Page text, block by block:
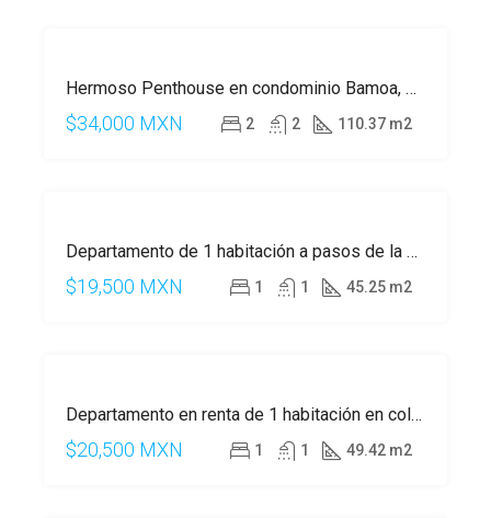
C Hermoso Penthouse en condominio Bamoa, en Playacar, Playa del Carmen
$34,000 MXN 2 2 110.37 m2
C Departamento de 1 habitación a pasos de la 5 Av, Playa del Carmen
$19,500 MXN 1 1 45.25 m2
C Departamento en renta de 1 habitación en colonia Zazil-Ha.
$20,500 MXN 1 1 49.42 m2